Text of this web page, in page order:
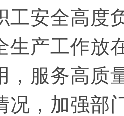
工安全高度
生产工作放
，服务高质
况，加强部